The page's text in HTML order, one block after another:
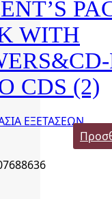
WITH
CDS (2)
ΕΞΕΤΑΣΕΩΝ